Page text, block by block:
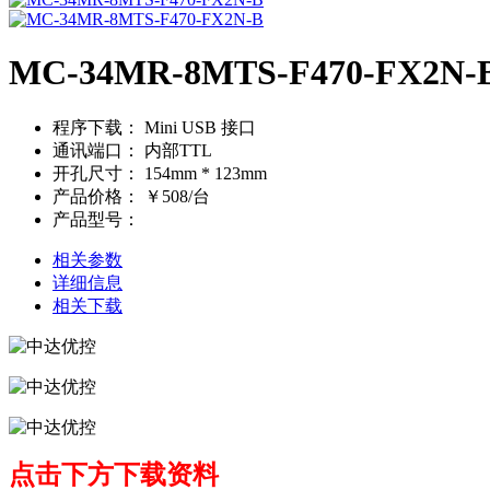
MC-34MR-8MTS-F470-FX2N-
程序下载：
Mini USB 接口
通讯端口：
内部TTL
开孔尺寸：
154mm * 123mm
产品价格：
￥508/台
产品型号：
相关参数
详细信息
相关下载
点击下方下载资料